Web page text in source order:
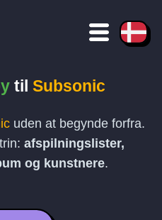
til Subsonic
uden at begynde forfra.
afspilningslister,
og kunstnere.